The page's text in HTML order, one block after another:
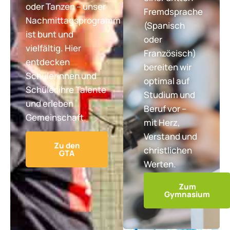
oder Tanzen – unser
Nachmittagsprogramm
ist bunt und
vielfältig. Hier
entdecken
Schülerinnen und
Schüler ihre Talente
und erleben
Gemeinschaft.
Zu den
GTA
Fremdsprache
(Spanisch
oder
Französisch)
bereiten wir
optimal auf
Studium und
Beruf vor –
mit Herz,
Verstand und
christlichen
Werten.
Zum
Gymnasium